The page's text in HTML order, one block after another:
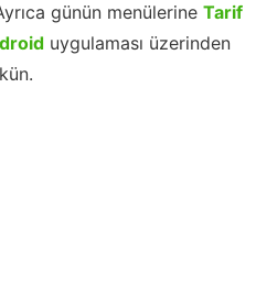
günün menülerine Tarif
uygulaması üzerinden